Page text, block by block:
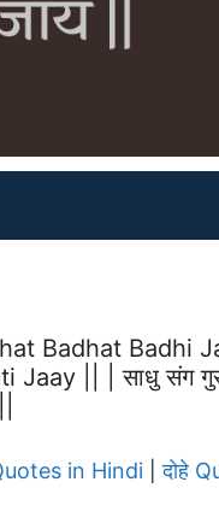
Badhat Badhi
|| | साधु संग
in Hindi |दोहे